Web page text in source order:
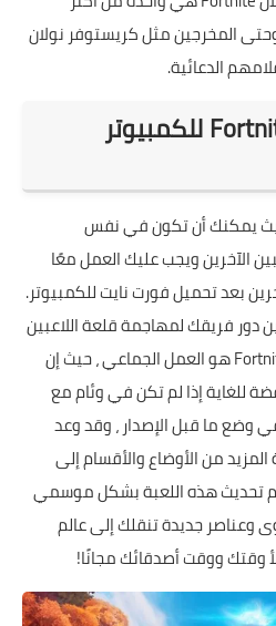
وحتى المخرجين مثل كريستوفر نولان
الدعائية.
قم بتنزيل لعبة Fortnite للكمبيوتر
يمكنك أن تكون في نفس
الآخرين ويجب عليك العمل معًا
بعد تحميل فورت نايت للكمبيوتر.
دور فريقك لمهاجمة قلعة اللاعبين
الآخرين. أهم عامل نجاح في Fortnite هو العمل الجماعي ، حيث إن
للغاية إذا لم تكن في وئام مع
وضع ما قبل الإصدار ، وقد وعد
من الأوضاع والأقسام إلى
تحديث هذه اللعبة بشكل موسمي
جديدة تنقلك إلى عالم
وقتك ووقت أصدقائك مجانًا!